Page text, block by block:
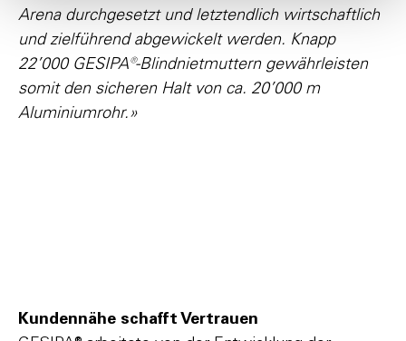
Arena durchgesetzt und letztendlich wirtschaftlich
und zielführend abgewickelt werden. Knapp
22’000 GESIPA®‐Blindnietmuttern gewährleisten
somit den sicheren Halt von ca. 20’000 m
Aluminiumrohr.»
Kundennähe schafft Vertrauen